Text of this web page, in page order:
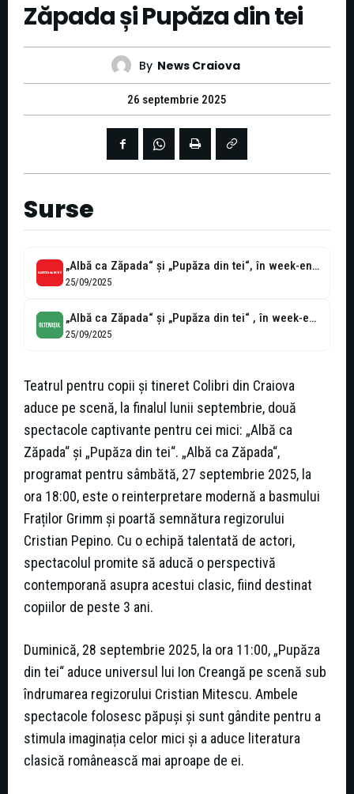
Zăpada și Pupăza din tei
By News Craiova
26 septembrie 2025
Surse
„Albă ca Zăpada“ și „Pupăza din tei“, în week-end la Teatrul Colibri
25/09/2025
„Albă ca Zăpada“ și „Pupăza din tei“ , în week-end la Teatrul...
25/09/2025
Teatrul pentru copii și tineret Colibri din Craiova
aduce pe scenă, la finalul lunii septembrie, două
spectacole captivante pentru cei mici: „Albă ca
Zăpada“ și „Pupăza din tei“. „Albă ca Zăpada“,
programat pentru sâmbătă, 27 septembrie 2025, la
ora 18:00, este o reinterpretare modernă a basmului
Fraților Grimm și poartă semnătura regizorului
Cristian Pepino. Cu o echipă talentată de actori,
spectacolul promite să aducă o perspectivă
contemporană asupra acestui clasic, fiind destinat
copiilor de peste 3 ani.
Duminică, 28 septembrie 2025, la ora 11:00, „Pupăza
din tei“ aduce universul lui Ion Creangă pe scenă sub
îndrumarea regizorului Cristian Mitescu. Ambele
spectacole folosesc păpuși și sunt gândite pentru a
stimula imaginația celor mici și a aduce literatura
clasică românească mai aproape de ei.